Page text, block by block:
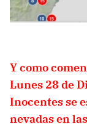
Y como
Lunes 28 de
Inocentes se
nevadas en